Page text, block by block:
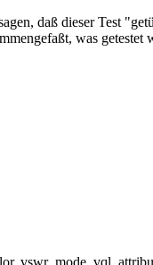
daß dieser Test
was getestet
vswr_mode,